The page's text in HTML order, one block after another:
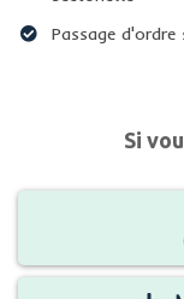
​​Passage d'ordre
Si